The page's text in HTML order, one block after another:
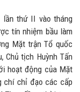
thứ II vào tháng
tín nhiệm bầu làm
Mặt trận Tổ quốc
Chủ tịch Huỳnh Tấn
hoạt động của Mặt
chí chỉ đạo các cấp